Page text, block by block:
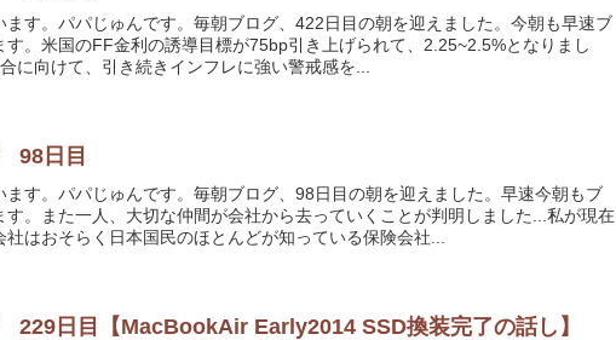
ます。パパじゅんです。毎朝ブログ、422日目の朝を迎えました。今朝も早速ブ
す。米国のFF金利の誘導目標が75bp引き上げられて、2.25~2.5%となりまし
に向けて、引き続きインフレに強い警戒感を...
98日目
ます。パパじゅんです。毎朝ブログ、98日目の朝を迎えました。早速今朝もブ
す。また一人、大切な仲間が会社から去っていくことが判明しました...私が現在
社はおそらく日本国民のほとんどが知っている保険会社...
229日目【MacBookAir Early2014 SSD換装完了の話し】